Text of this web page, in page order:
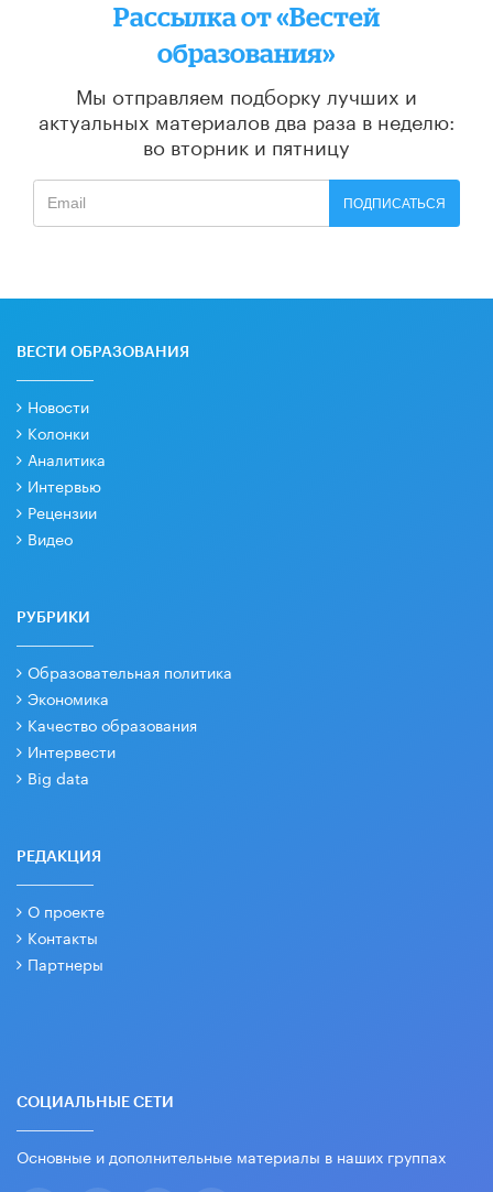
Рассылка от «Вестей
образования»
Мы отправляем подборку лучших и
актуальных материалов два раза в неделю:
во вторник и пятницу
ПОДПИСАТЬСЯ
ВЕСТИ ОБРАЗОВАНИЯ
Новости
Колонки
Аналитика
Интервью
Рецензии
Видео
РУБРИКИ
Образовательная политика
Экономика
Качество образования
Интервести
Big data
РЕДАКЦИЯ
О проекте
Контакты
Партнеры
СОЦИАЛЬНЫЕ СЕТИ
Основные и дополнительные материалы в наших группах